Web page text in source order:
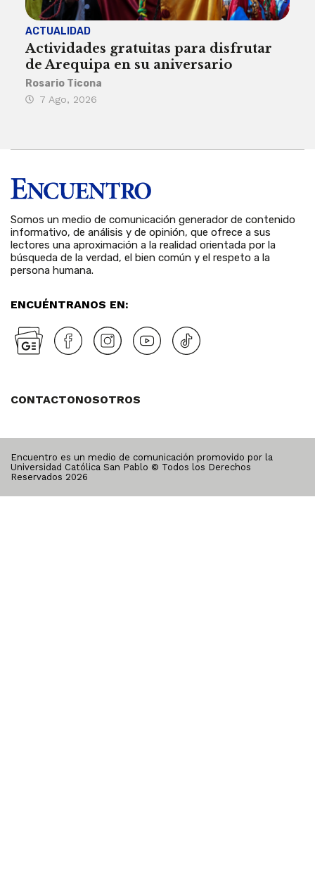
ACTUALIDAD
Actividades gratuitas para disfrutar
de Arequipa en su aniversario
Rosario Ticona
7 Ago, 2026
Somos un medio de comunicación generador de contenido
informativo, de análisis y de opinión, que ofrece a sus
lectores una aproximación a la realidad orientada por la
búsqueda de la verdad, el bien común y el respeto a la
persona humana.
ENCUÉNTRANOS EN:
CONTACTONOSOTROS
Encuentro es un medio de comunicación promovido por la
Universidad Católica San Pablo © Todos los Derechos
Reservados 2026